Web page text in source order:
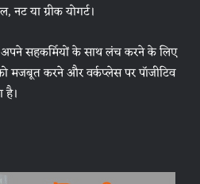
या ग्रीक योगर्ट।
अपने सहकर्मियों के साथ लंच करने के लिए
करने और वर्कप्लेस पर पॉजीटिव
है।